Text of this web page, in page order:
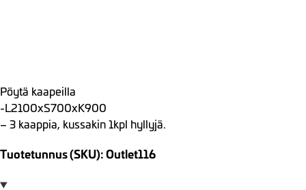
Pöytä kaapeilla
-L2100xS700xK900
– 3 kaappia, kussakin 1kpl hyllyjä.
Tuotetunnus (SKU): Outlet116